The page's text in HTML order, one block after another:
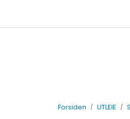
Forsiden UTLEIE